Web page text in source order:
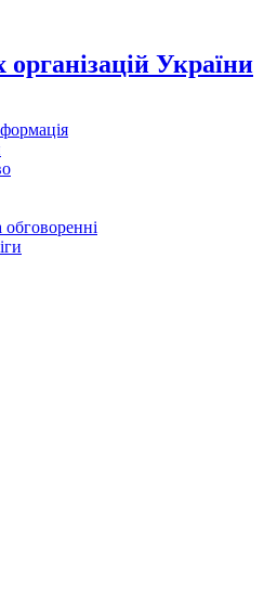
організацій України